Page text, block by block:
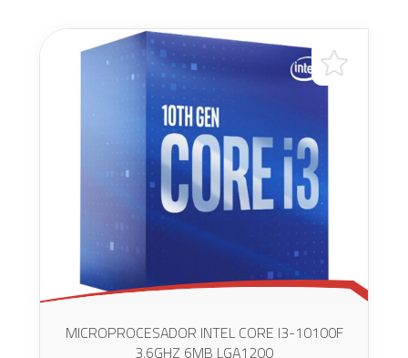
MICROPROCESADOR INTEL CORE I3-10100F
3.6GHZ 6MB LGA1200